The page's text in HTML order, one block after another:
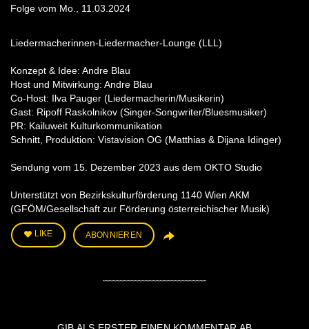
Folge vom Mo., 11.03.2024
Liedermacherinnen-Liedermacher-Lounge (LLL)
Konzept & Idee: Andre Blau
Host und Mitwirkung: Andre Blau
Co-Host: Ilva Pauger (Liedermacherin/Musikerin)
Gast: Ripoff Raskolnikov (Singer-Songwriter/Bluesmusiker)
PR: Kailuweit Kulturkommunikation
Schnitt, Produktion: Vistavision OG (Matthias & Dijana Idinger)
Sendung vom 15. Dezember 2023 aus dem OKTO Studio
Unterstützt von Bezirkskulturförderung 1140 Wien AKM
(GFÖM/Gesellschaft zur Förderung österreichischer Musik)
LIKE ABONNIEREN